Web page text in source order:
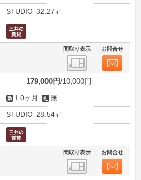
STUDIO 32.27㎡
間取り表示 お問合せ
179,000円 10,000円
1.0ヶ月 無
STUDIO 28.54㎡
間取り表示 お問合せ